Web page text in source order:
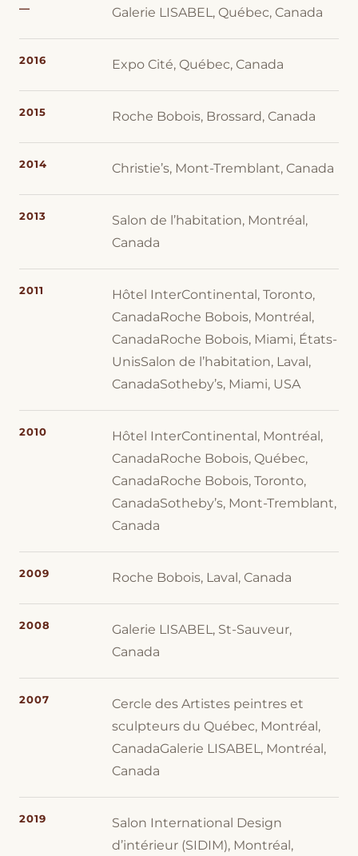
— Galerie LISABEL, Québec, Canada
2016 Expo Cité, Québec, Canada
2015 Roche Bobois, Brossard, Canada
2014 Christie’s, Mont-Tremblant, Canada
2013
Salon de l’habitation, Montréal,
Canada
2011
Hôtel InterContinental, Toronto,
CanadaRoche Bobois, Montréal,
CanadaRoche Bobois, Miami, États-
UnisSalon de l’habitation, Laval,
CanadaSotheby’s, Miami, USA
2010
Hôtel InterContinental, Montréal,
CanadaRoche Bobois, Québec,
CanadaRoche Bobois, Toronto,
CanadaSotheby’s, Mont-Tremblant,
Canada
2009 Roche Bobois, Laval, Canada
2008
Galerie LISABEL, St-Sauveur,
Canada
2007
Cercle des Artistes peintres et
sculpteurs du Québec, Montréal,
CanadaGalerie LISABEL, Montréal,
Canada
2019
Salon International Design
d’intérieur (SIDIM), Montréal,